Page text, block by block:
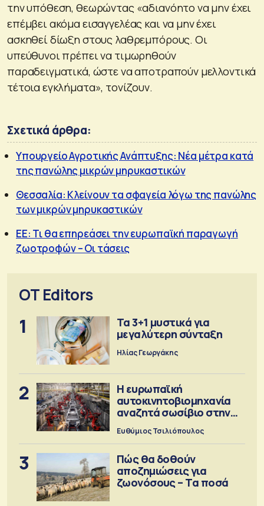
την υπόθεση, θεωρώντας «αδιανόητο να μην έχει
επέμβει ακόμα εισαγγελέας και να μην έχει
ασκηθεί δίωξη στους λαθρεμπόρους. Οι
υπεύθυνοι πρέπει να τιμωρηθούν
παραδειγματικά, ώστε να αποτραπούν μελλοντικά
τέτοια εγκλήματα», τονίζουν.
Σχετικά άρθρα:
Υπουργείο Αγροτικής Ανάπτυξης: Νέα μέτρα κατά
της πανώλης μικρών μηρυκαστικών
Θεσσαλία: Κλείνουν τα σφαγεία λόγω της πανώλης
των μικρών μηρυκαστικών
ΕΕ: Τι θα επηρεάσει την ευρωπαϊκή παραγωγή
ζωοτροφών – Οι τάσεις
OT Editors
1
Τα 3+1 μυστικά για
μεγαλύτερη σύνταξη
Ηλίας Γεωργάκης
2
Η ευρωπαϊκή
αυτοκινητοβιομηχανία
αναζητά σωσίβιο στην
Κίνα
Ευθύμιος Τσιλιόπουλος
3
Πώς θα δοθούν
αποζημιώσεις για
ζωονόσους – Τα ποσά